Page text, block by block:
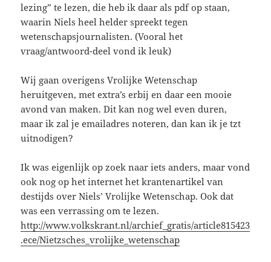
lezing” te lezen, die heb ik daar als pdf op staan,
waarin Niels heel helder spreekt tegen
wetenschapsjournalisten. (Vooral het
vraag/antwoord-deel vond ik leuk)
Wij gaan overigens Vrolijke Wetenschap
heruitgeven, met extra’s erbij en daar een mooie
avond van maken. Dit kan nog wel even duren,
maar ik zal je emailadres noteren, dan kan ik je tzt
uitnodigen?
Ik was eigenlijk op zoek naar iets anders, maar vond
ook nog op het internet het krantenartikel van
destijds over Niels’ Vrolijke Wetenschap. Ook dat
was een verrassing om te lezen.
http://www.volkskrant.nl/archief_gratis/article815423
.ece/Nietzsches_vrolijke_wetenschap